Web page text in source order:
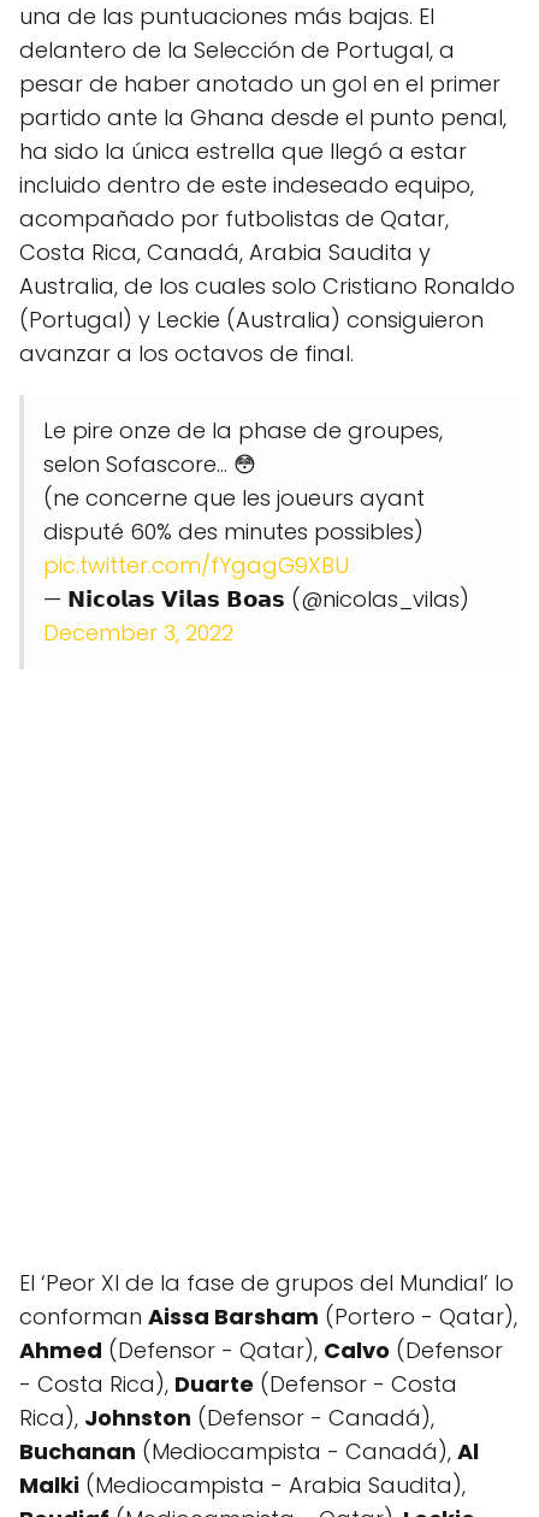
una de las puntuaciones más bajas. El
delantero de la Selección de Portugal, a
pesar de haber anotado un gol en el primer
partido ante la Ghana desde el punto penal,
ha sido la única estrella que llegó a estar
incluido dentro de este indeseado equipo,
acompañado por futbolistas de Qatar,
Costa Rica, Canadá, Arabia Saudita y
Australia, de los cuales solo Cristiano Ronaldo
(Portugal) y Leckie (Australia) consiguieron
avanzar a los octavos de final.
Le pire onze de la phase de groupes,
selon Sofascore... 😳
(ne concerne que les joueurs ayant
disputé 60% des minutes possibles)
pic.twitter.com/fYgagG9XBU
— 𝗡𝗶𝗰𝗼𝗹𝗮𝘀 𝗩𝗶𝗹𝗮𝘀 𝗕𝗼𝗮𝘀 (@nicolas_vilas)
December 3, 2022
El ‘Peor XI de la fase de grupos del Mundial’ lo
conforman Aissa Barsham (Portero - Qatar),
Ahmed (Defensor - Qatar), Calvo (Defensor
- Costa Rica), Duarte (Defensor - Costa
Rica), Johnston (Defensor - Canadá),
Buchanan (Mediocampista - Canadá), Al
Malki (Mediocampista - Arabia Saudita),